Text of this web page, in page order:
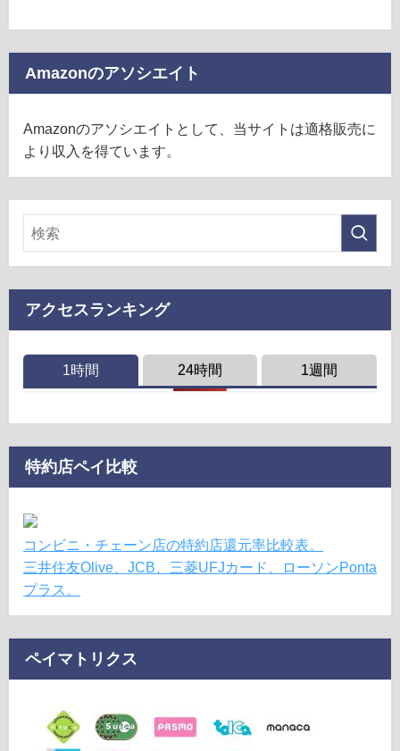
Amazonのアソシエイト
Amazonのアソシエイトとして、当サイトは適格販売に
より収入を得ています。
アクセスランキング
1時間 24時間 1週間
特約店ペイ比較
コンビニ・チェーン店の特約店還元率比較表。
三井住友Olive、JCB、三菱UFJカード、ローソンPonta
プラス。
ペイマトリクス